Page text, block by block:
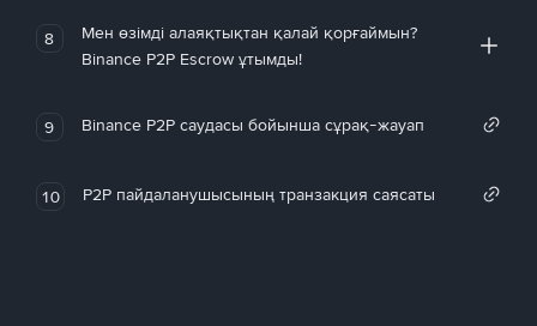
8
Мен өзімді алаяқтықтан қалай қорғаймын?
Binance P2P Escrow ұтымды!
9 Binance P2P саудасы бойынша сұрақ-жауап
10 P2P пайдаланушысының транзакция саясаты